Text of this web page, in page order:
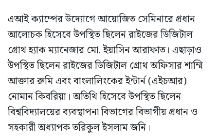
এআই ক্যাম্পের উদ্যোগে আয়োজিত সেমিনারে প্রধান
আলোচক হিসেবে উপস্থিত ছিলেন রাইজের ডিজিটাল
গ্রোথ হ্যাক ম্যানেজার মো. ইয়াসিন আরাফাত। এছাড়াও
উপস্থিত ছিলেন রাইজের ডিজিটাল গ্রোথ অফিসার শাম্মি
আক্তার রুমি এবং বাংলালিংকের ইন্টার্ন (এইচআর)
নোমান কিবরিয়া। অতিথি হিসেবে উপস্থিত ছিলেন
বিশ্ববিদ্যালয়ের ব্যবস্থাপনা বিভাগের বিভাগীয় প্রধান ও
সহকারী অধ্যাপক তরিকুল ইসলাম জনি।